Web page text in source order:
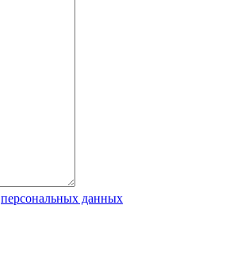
персональных данных